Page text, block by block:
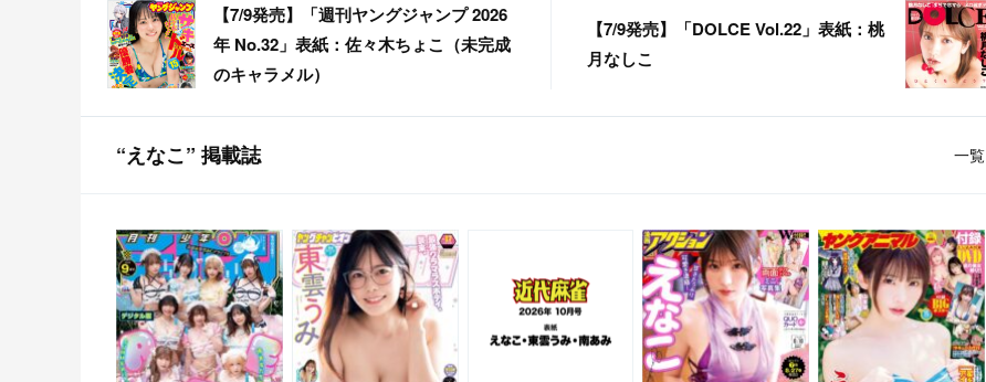
【7/9発売】「週刊ヤングジャンプ 2026
年 No.32」表紙：佐々木ちょこ（未完成
のキャラメル）
【7/9発売】「DOLCE Vol.22」表紙：桃
月なしこ
“えなこ” 掲載誌 一覧